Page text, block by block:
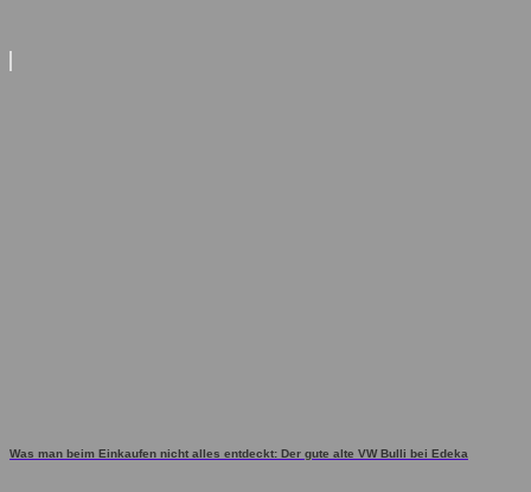
Was man beim Einkaufen nicht alles entdeckt: Der gute alte VW Bulli bei Edeka